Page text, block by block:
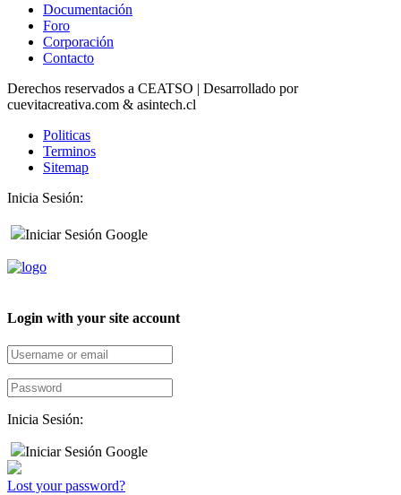
Documentación
Foro
Corporación
Contacto
Derechos reservados a CEATSO | Desarrollado por
cuevitacreativa.com & asintech.cl
Politicas
Terminos
Sitemap
Inicia Sesión:
Iniciar Sesión Google
Login with your site account
Inicia Sesión:
Iniciar Sesión Google
Lost your password?